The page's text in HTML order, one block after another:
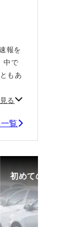
報を
中で
もあ
る
覧
初めての中古車